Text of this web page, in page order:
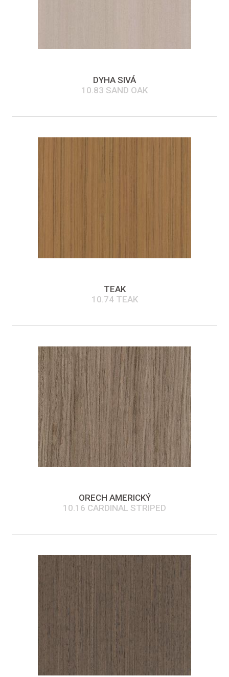
DYHA SIVÁ
10.83 SAND OAK
TEAK
10.74 TEAK
ORECH AMERICKÝ
10.16 CARDINAL STRIPED